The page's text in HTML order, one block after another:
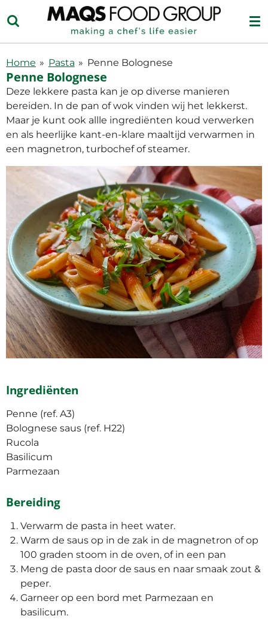
direct
naar
hoofdinhoud
Home » Pasta » Penne Bolognese
Penne Bolognese
Deze lekkere pasta kan je op diverse manieren
bereiden. In de pan of wok vinden wij het lekkerst.
Maar je kunt ook allle ingrediënten koud verwerken
en als heerlijke kant-en-klare maaltijd verwarmen in
een magnetron, turbochef of steamer.
Ingrediënten
Penne (ref. A3)
Bolognese saus (ref. H22)
Rucola
Basilicum
Parmezaan
Bereiding
Verwarm de pasta in heet water.
Warm de saus op in de zak in de magnetron of op
100 graden stoom in de oven, of in een pan
Meng de pasta door de saus en naar smaak zout &
peper.
Garneer op een bord met Parmezaan en
basilicum.